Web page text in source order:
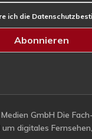
ich die
GmbH Die
digitales